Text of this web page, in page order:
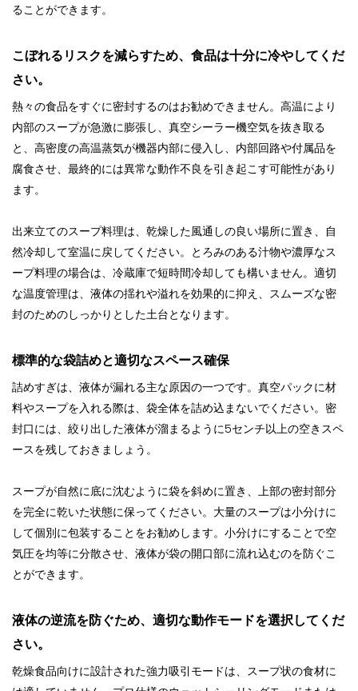
ることができます。
こぼれるリスクを減らすため、食品は十分に冷やしてくだ
さい。
熱々の食品をすぐに密封するのはお勧めできません。高温により
内部のスープが急激に膨張し、 真空シーラー機空気を抜き取る
と、高密度の高温蒸気が機器内部に侵入し、内部回路や付属品を
腐食させ、最終的には異常な動作不良を引き起こす可能性があり
ます。
出来立てのスープ料理は、乾燥した風通しの良い場所に置き、自
然冷却して室温に戻してください。とろみのある汁物や濃厚なス
ープ料理の場合は、冷蔵庫で短時間冷却しても構いません。適切
な温度管理は、液体の揺れや溢れを効果的に抑え、スムーズな密
封のためのしっかりとした土台となります。
標準的な袋詰めと適切なスペース確保
詰めすぎは、液体が漏れる主な原因の一つです。真空パックに材
料やスープを入れる際は、袋全体を詰め込まないでください。密
封口には、絞り出した液体が溜まるように5センチ以上の空きスペ
ースを残しておきましょう。
スープが自然に底に沈むように袋を斜めに置き、上部の密封部分
を完全に乾いた状態に保ってください。大量のスープは小分けに
して個別に包装することをお勧めします。小分けにすることで空
気圧を均等に分散させ、液体が袋の開口部に流れ込むのを防ぐこ
とができます。
液体の逆流を防ぐため、適切な動作モードを選択してくだ
さい。
乾燥食品向けに設計された強力吸引モードは、スープ状の食材に